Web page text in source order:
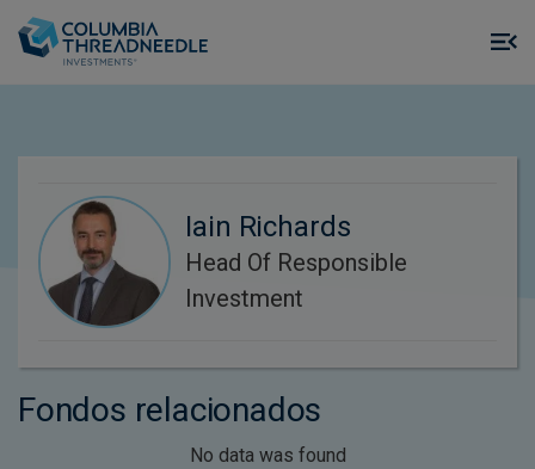
Iain Richards
Head Of Responsible
Investment
Fondos relacionados
No data was found